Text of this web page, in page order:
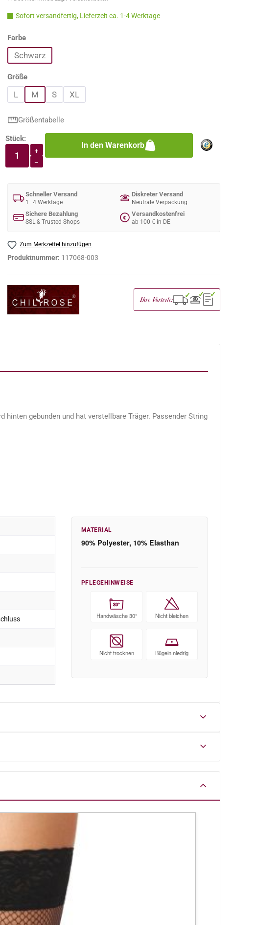
Sofort versandfertig, Lieferzeit ca. 1-4 Werktage
Farbeauswählen
Schwarz
Größeauswählen
L M S XL
Größentabelle
Produkt Anzahl: Gib den gewünschten Wert ein
Stück:
+
−
In den Warenkorb
Schneller Versand
1–4 Werktage
Diskreter Versand
Neutrale Verpackung
Sichere Bezahlung
SSL & Trusted Shops
€
Versandkostenfrei
ab 100 € in DE
Zum Merkzettel hinzufügen
Produktnummer: 117068-003
Ihre Vorteile: ✓ ✓ ✓
gebunden und hat verstellbare Träger. Passender String
MATERIAL
90% Polyester, 10% Elasthan
PFLEGEHINWEISE
30°
Handwäsche 30° Nicht bleichen
Nicht trocknen Bügeln niedrig